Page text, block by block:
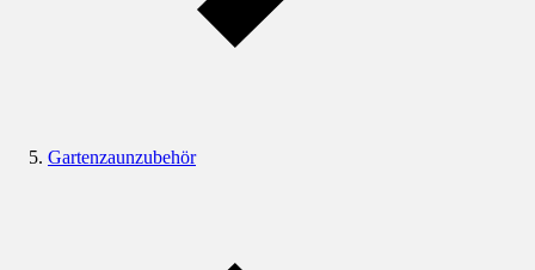
Gartenzaunzubehör